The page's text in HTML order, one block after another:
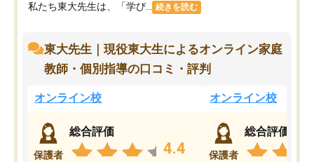
私たち東大先生は、「学び... 続きを読む
東大先生｜現役東大生によるオンライン家庭
教師・個別指導の口コミ・評判
オンライン校
保護者
総合評価
4.4
オンライン校
保護者
総合評価